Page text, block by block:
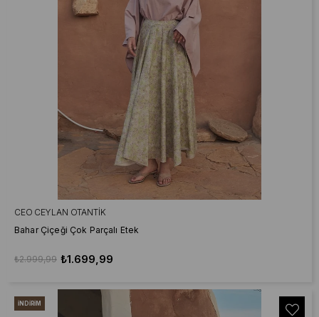
CEO CEYLAN OTANTIK
Bahar Çiçeği Çok Parçalı Etek
₺1.699,99
₺2.999,99
İNDIRIM